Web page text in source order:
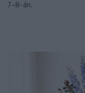
7–8-án.